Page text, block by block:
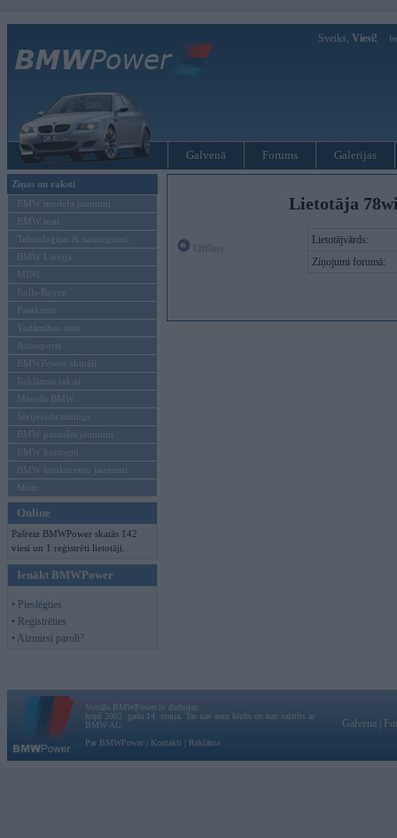
Sveiks, Viesi!
Galvenā Forums Galerijas
Ziņas un raksti
BMW modeļu jaunumi
BMW testi
Tehnoloģijas & sasniegumi
BMW Latvijā
MINI
Rolls-Royce
Pasākumi
Vadāmības tests
Autosports
BMWPower aktuāli
Reklāmas raksti
Mēneša BMW
Sērijveida tūnings
BMW pasaules jaunumi
BMW koncepti
BMW konkurentu jaunumi
Moto
Online
Pašreiz BMWPower skatās 142
viesi un 1 reģistrēti lietotāji.
Ienākt BMWPower
• Pieslēgties
• Reģistrēties
• Aizmirsi paroli?
Lietotāja
Lietotājvārds:
Ziņojumi forumā:
Vortāls BMWPower.lv darbojas
kopš 2002. gada 14. maija. Tas nav auto klubs un nav saistīts ar
BMW AG.
Par BMWPower
Kontakti Reklāma
Galvena